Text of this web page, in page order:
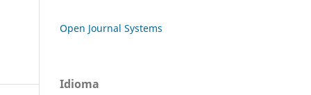
Open Journal Systems
Idioma